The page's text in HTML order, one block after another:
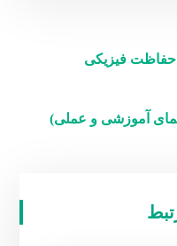
فیزیکی
آموزشی و عملی)